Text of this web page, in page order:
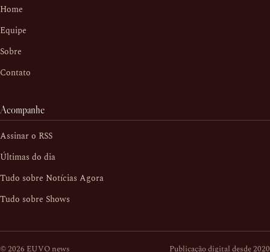
Home
Equipe
Sobre
Contato
Acompanhe
Assinar o RSS
Últimas do dia
Tudo sobre Notícias Agora
Tudo sobre Shows
© 2026 EUVO news Publicação digital desde 2020